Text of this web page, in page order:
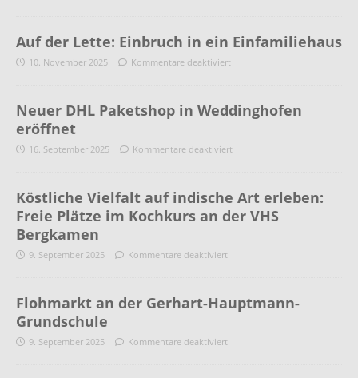
Auf der Lette: Einbruch in ein Einfamiliehaus
10. November 2025 Kommentare deaktiviert
Neuer DHL Paketshop in Weddinghofen
eröffnet
16. September 2025 Kommentare deaktiviert
Köstliche Vielfalt auf indische Art erleben:
Freie Plätze im Kochkurs an der VHS
Bergkamen
9. September 2025 Kommentare deaktiviert
Flohmarkt an der Gerhart-Hauptmann-
Grundschule
9. September 2025 Kommentare deaktiviert